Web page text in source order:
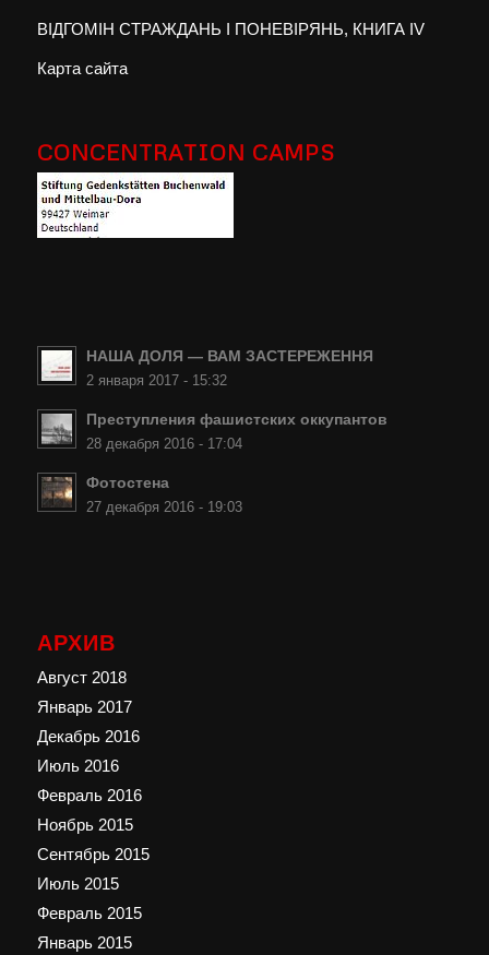
ВІДГОМІН СТРАЖДАНЬ І ПОНЕВІРЯНЬ, КНИГА IV
Карта сайта
CONCENTRATION CAMPS
НАША ДОЛЯ — ВАМ ЗАСТЕРЕЖЕННЯ
2 января 2017 - 15:32
Преступления фашистских оккупантов
28 декабря 2016 - 17:04
Фотостена
27 декабря 2016 - 19:03
АРХИВ
Август 2018
Январь 2017
Декабрь 2016
Июль 2016
Февраль 2016
Ноябрь 2015
Сентябрь 2015
Июль 2015
Февраль 2015
Январь 2015